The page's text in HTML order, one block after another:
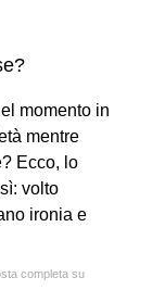
momento in
mentre
Ecco, lo
volto
ironia e
completa su